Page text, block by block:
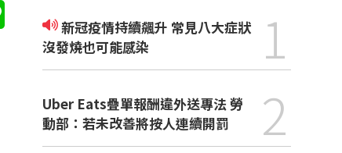
新冠疫情持續飆升 常見八大症狀
沒發燒也可能感染
1
Uber Eats疊單報酬違外送專法 勞
動部：若未改善將按人連續開罰
2